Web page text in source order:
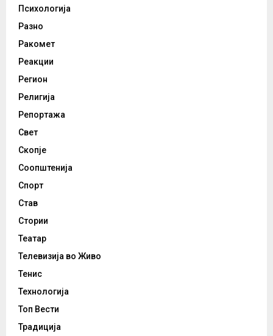
Психологија
Разно
Ракомет
Реакции
Регион
Религија
Репортажа
Свет
Скопје
Соопштенија
Спорт
Став
Стории
Театар
Телевизија во Живо
Тенис
Технологија
Топ Вести
Традиција